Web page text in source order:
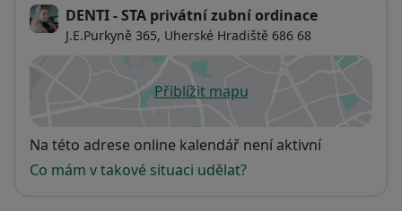
DENTI - STA privátní zubní ordinace
J.E.Purkyně 365, Uherské Hradiště 686 68
Přiblížit mapuse otevře v nové záložce
Dostupnost
Na této adrese online kalendář není aktivní
Co mám v takové situaci udělat?